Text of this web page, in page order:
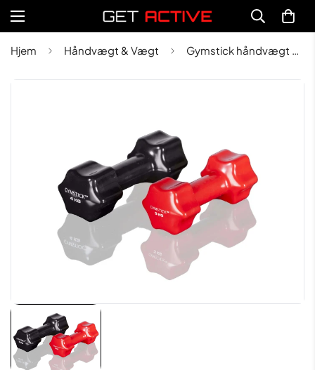
Hjem Håndvægt & Vægt Gymstick håndvægt 6kg